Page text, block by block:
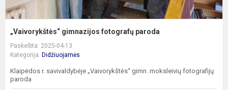
„Vaivorykštės“ gimnazijos fotografų paroda
Paskelbta: 2025-04-13
Kategorija: Didžiuojamės
Klaipėdos r. savivaldybėje „Vaivorykštės“ gimn. moksleivių fotografijų
paroda